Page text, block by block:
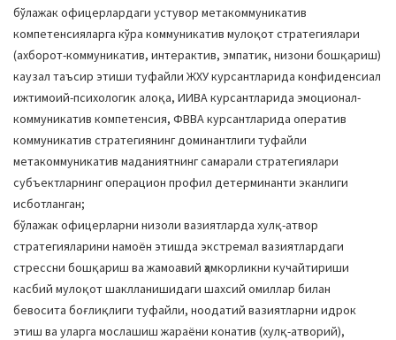
бўлажак офицерлардаги устувор метакоммуникатив
компетенсияларга кўра коммуникатив мулоқот стратегиялари
(ахборот-коммуникатив, интерактив, эмпатик, низони бошқариш)
каузал таъсир этиши туфайли ЖХУ курсантларида конфиденсиал
ижтимоий-психологик алоқа, ИИВА курсантларида эмоционал-
коммуникатив компетенсия, ФВВА курсантларида оператив
коммуникатив стратегиянинг доминантлиги туфайли
метакоммуникатив маданиятнинг самарали стратегиялари
субъектларнинг операцион профил детерминанти эканлиги
исботланган;
бўлажак офицерларни низоли вазиятларда хулқ-атвор
стратегияларини намоён этишда экстремал вазиятлардаги
стрессни бошқариш ва жамоавий ҳамкорликни кучайтириши
касбий мулоқот шаклланишидаги шахсий омиллар билан
бевосита боғлиқлиги туфайли, ноодатий вазиятларни идрок
этиш ва уларга мослашиш жараёни конатив (хулқ-атворий),